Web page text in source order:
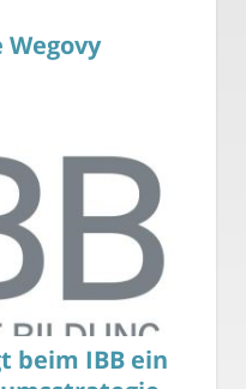
beim IBB ein